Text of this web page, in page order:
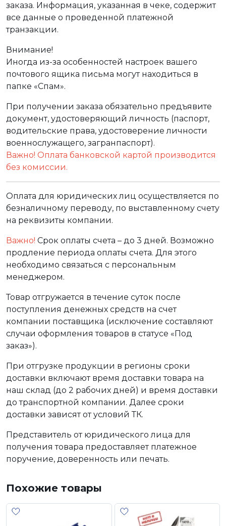
заказа. Информация, указанная в чеке, содержит
все данные о проведенной платежной
транзакции.
Внимание!
Иногда из-за особенностей настроек вашего
почтового ящика письма могут находиться в
папке «Спам».
При получении заказа обязательно предъявите
документ, удостоверяющий личность (паспорт,
водительские права, удостоверение личности
военнослужащего, загранпаспорт).
Важно! Оплата банковской картой производится
без комиссии.
Оплата для юридических лиц осуществляется по
безналичному переводу, по выставленному счету
на реквизиты компании.
Важно! Срок оплаты счета – до 3 дней. Возможно
продление периода оплаты счета. Для этого
необходимо связаться с персональным
менеджером.
Товар отгружается в течение суток после
поступления денежных средств на счет
компании поставщика (исключение составляют
случаи оформления товаров в статусе «Под
заказ»).
При отгрузке продукции в регионы сроки
доставки включают время доставки товара на
наш склад (до 2 рабочих дней) и время доставки
до транспортной компании. Далее сроки
доставки зависят от условий ТК.
Представитель от юридического лица для
получения товара предоставляет платежное
поручение, доверенность или печать.
Похожие товары